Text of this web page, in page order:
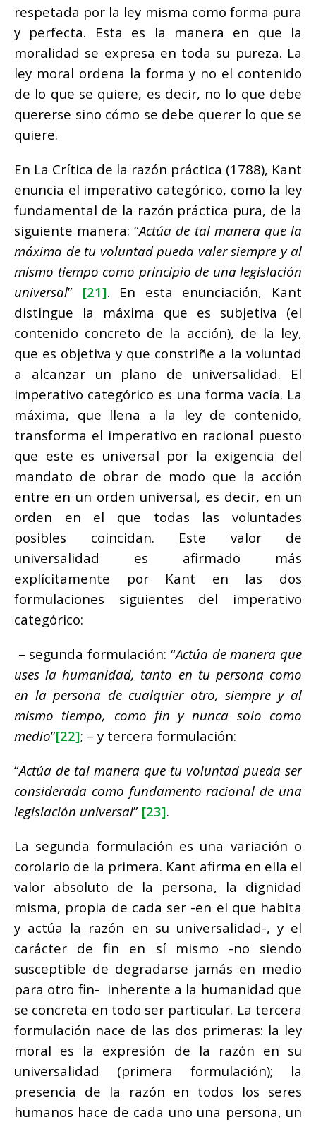
respetada por la ley misma como forma pura
y perfecta. Esta es la manera en que la
moralidad se expresa en toda su pureza. La
ley moral ordena la forma y no el contenido
de lo que se quiere, es decir, no lo que debe
quererse sino cómo se debe querer lo que se
quiere.
En La Crítica de la razón práctica (1788), Kant
enuncia el imperativo categórico, como la ley
fundamental de la razón práctica pura, de la
siguiente manera: “Actúa de tal manera que la
máxima de tu voluntad pueda valer siempre y al
mismo tiempo como principio de una legislación
universal” [21]. En esta enunciación, Kant
distingue la máxima que es subjetiva (el
contenido concreto de la acción), de la ley,
que es objetiva y que constriñe a la voluntad
a alcanzar un plano de universalidad. El
imperativo categórico es una forma vacía. La
máxima, que llena a la ley de contenido,
transforma el imperativo en racional puesto
que este es universal por la exigencia del
mandato de obrar de modo que la acción
entre en un orden universal, es decir, en un
orden en el que todas las voluntades
posibles coincidan. Este valor de
universalidad es afirmado más
explícitamente por Kant en las dos
formulaciones siguientes del imperativo
categórico:
– segunda formulación: “Actúa de manera que
uses la humanidad, tanto en tu persona como
en la persona de cualquier otro, siempre y al
mismo tiempo, como fin y nunca solo como
medio”[22]; – y tercera formulación:
“Actúa de tal manera que tu voluntad pueda ser
considerada como fundamento racional de una
legislación universal” [23].
La segunda formulación es una variación o
corolario de la primera. Kant afirma en ella el
valor absoluto de la persona, la dignidad
misma, propia de cada ser -en el que habita
y actúa la razón en su universalidad-, y el
carácter de fin en sí mismo -no siendo
susceptible de degradarse jamás en medio
para otro fin- inherente a la humanidad que
se concreta en todo ser particular. La tercera
formulación nace de las dos primeras: la ley
moral es la expresión de la razón en su
universalidad (primera formulación); la
presencia de la razón en todos los seres
humanos hace de cada uno una persona, un